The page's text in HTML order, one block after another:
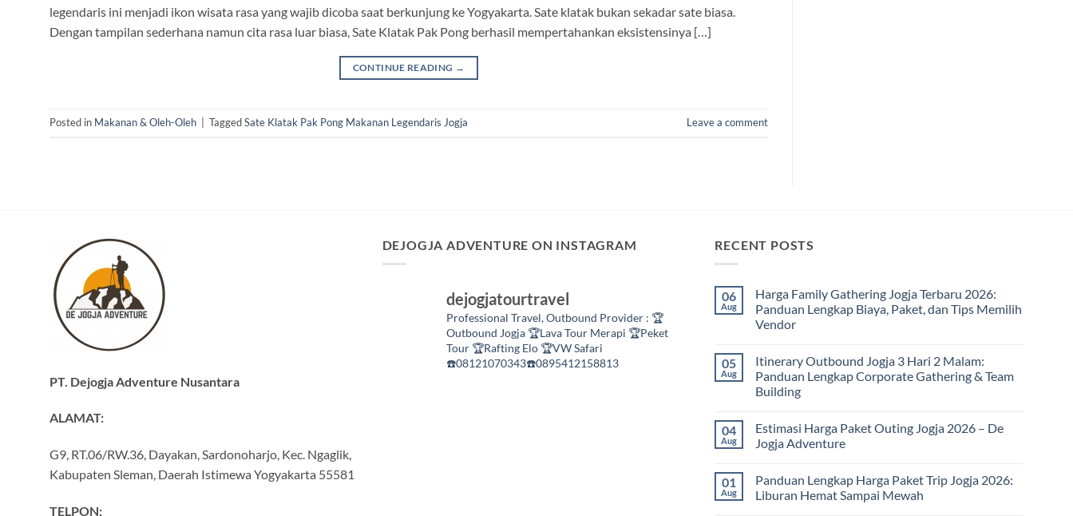
legendaris ini menjadi ikon wisata rasa yang wajib dicoba saat berkunjung ke Yogyakarta. Sate klatak bukan sekadar sate biasa.
Dengan tampilan sederhana namun cita rasa luar biasa, Sate Klatak Pak Pong berhasil mempertahankan eksistensinya […]
CONTINUE READING →
Posted in Makanan & Oleh-Oleh TaggedSate Klatak Pak Pong Makanan Legendaris Jogja Leave a comment
PT. Dejogja Adventure Nusantara
ALAMAT:
G9, RT.06/RW.36, Dayakan, Sardonoharjo, Kec. Ngaglik,
Kabupaten Sleman, Daerah Istimewa Yogyakarta 55581
TELPON:
DEJOGJA ADVENTURE ON INSTAGRAM
dejogjatourtravel
Professional Travel,Outbound Provider : 🏆
Outbound Jogja 🏆Lava Tour Merapi 🏆Peket
Tour🏆Rafting Elo🏆VW Safari
☎️08121070343☎️0895412158813
RECENT POSTS
06
Aug
Harga Family Gathering Jogja Terbaru 2026:
Panduan Lengkap Biaya, Paket, dan Tips Memilih
Vendor
on
Harga
Family
Gathering
2026:
Panduan
Lengkap
dan
Tips
Memilih
05
Aug
Itinerary Outbound Jogja 3 Hari 2 Malam:
Panduan Lengkap Corporate Gathering & Team
Building
on
Itinerary
Outbound
Hari
2
Malam:
04
Aug
Estimasi Harga Paket Outing Jogja 2026 – De
Jogja Adventure
on
Estimasi
Harga
01
Aug
Panduan Lengkap Harga Paket Trip Jogja 2026:
Liburan Hemat Sampai Mewah